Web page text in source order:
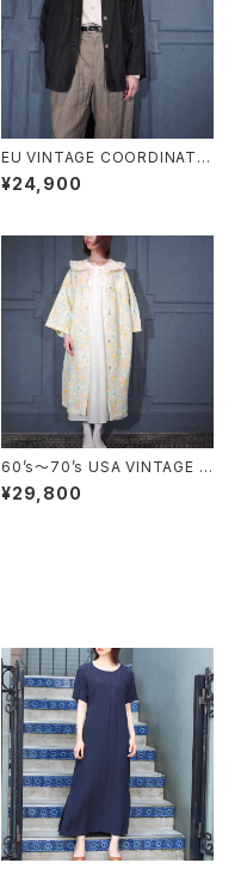
EU VINTAGE COORDINATE
S BY Gil Bret DARK NAVY C
OLOR LINEN DESIGN JACK
¥24,900
60’s〜70’s USA VINTAGE F
LOWER PATTERNED LACE
COLLAR DESIGN NIGHTY D
¥29,800